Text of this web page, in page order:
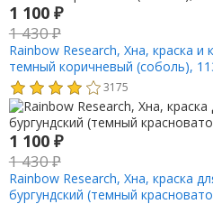
1 100 ₽
1 430₽
Rainbow Research, Хна, краска и
темный коричневый (соболь),
3175
1 100 ₽
1 430₽
Rainbow Research, Хна, краска
бургундский (темный